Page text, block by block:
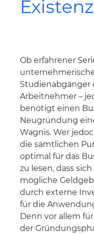
Ob erfahrener
Studienabgänger
Arbeitnehmer –
benötigt einen
Neugründung
Wagnis. Wer
die sämtlichen
optimal für das
zu lesen, dass
mögliche
durch externe
für die
Denn vor allem
der